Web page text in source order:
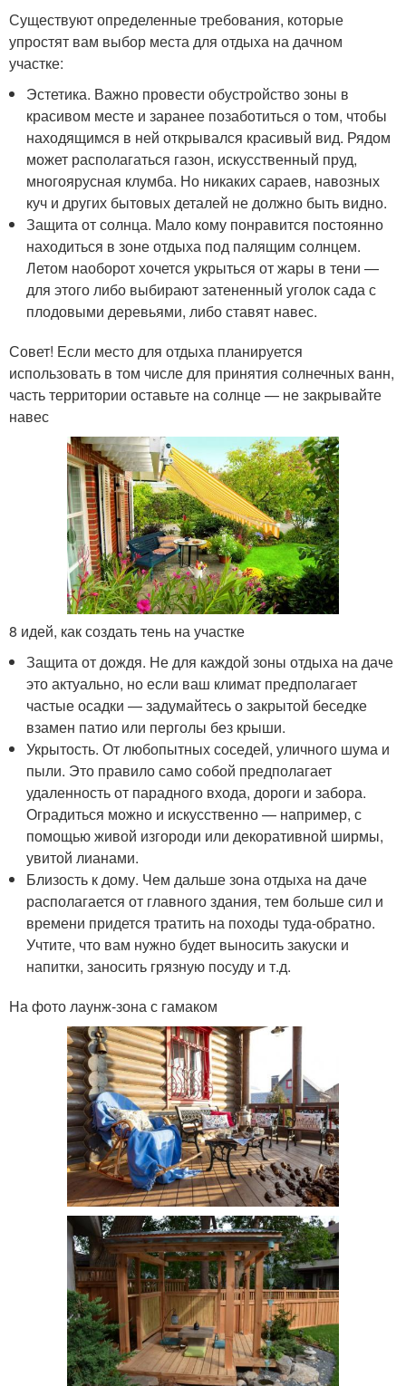
Существуют определенные требования, которые
упростят вам выбор места для отдыха на дачном
участке:
Эстетика. Важно провести обустройство зоны в
красивом месте и заранее позаботиться о том, чтобы
находящимся в ней открывался красивый вид. Рядом
может располагаться газон, искусственный пруд,
многоярусная клумба. Но никаких сараев, навозных
куч и других бытовых деталей не должно быть видно.
Защита от солнца. Мало кому понравится постоянно
находиться в зоне отдыха под палящим солнцем.
Летом наоборот хочется укрыться от жары в тени —
для этого либо выбирают затененный уголок сада с
плодовыми деревьями, либо ставят навес.
Совет! Если место для отдыха планируется
использовать в том числе для принятия солнечных ванн,
часть территории оставьте на солнце — не закрывайте
навес
8 идей, как создать тень на участке
Защита от дождя. Не для каждой зоны отдыха на даче
это актуально, но если ваш климат предполагает
частые осадки — задумайтесь о закрытой беседке
взамен патио или перголы без крыши.
Укрытость. От любопытных соседей, уличного шума и
пыли. Это правило само собой предполагает
удаленность от парадного входа, дороги и забора.
Оградиться можно и искусственно — например, с
помощью живой изгороди или декоративной ширмы,
увитой лианами.
Близость к дому. Чем дальше зона отдыха на даче
располагается от главного здания, тем больше сил и
времени придется тратить на походы туда-обратно.
Учтите, что вам нужно будет выносить закуски и
напитки, заносить грязную посуду и т.д.
На фото лаунж-зона с гамаком